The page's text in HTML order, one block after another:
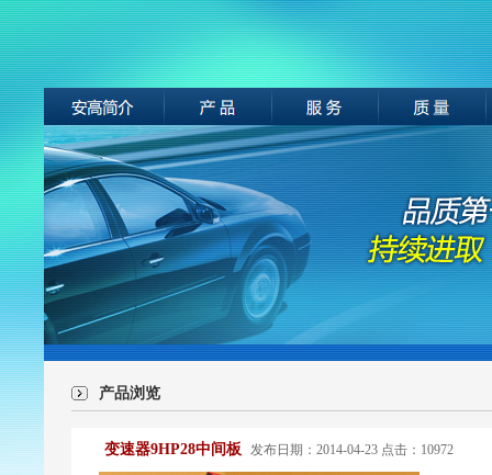
产品浏览
变速器9HP28中间板 发布日期：2014-04-23 点击：10972